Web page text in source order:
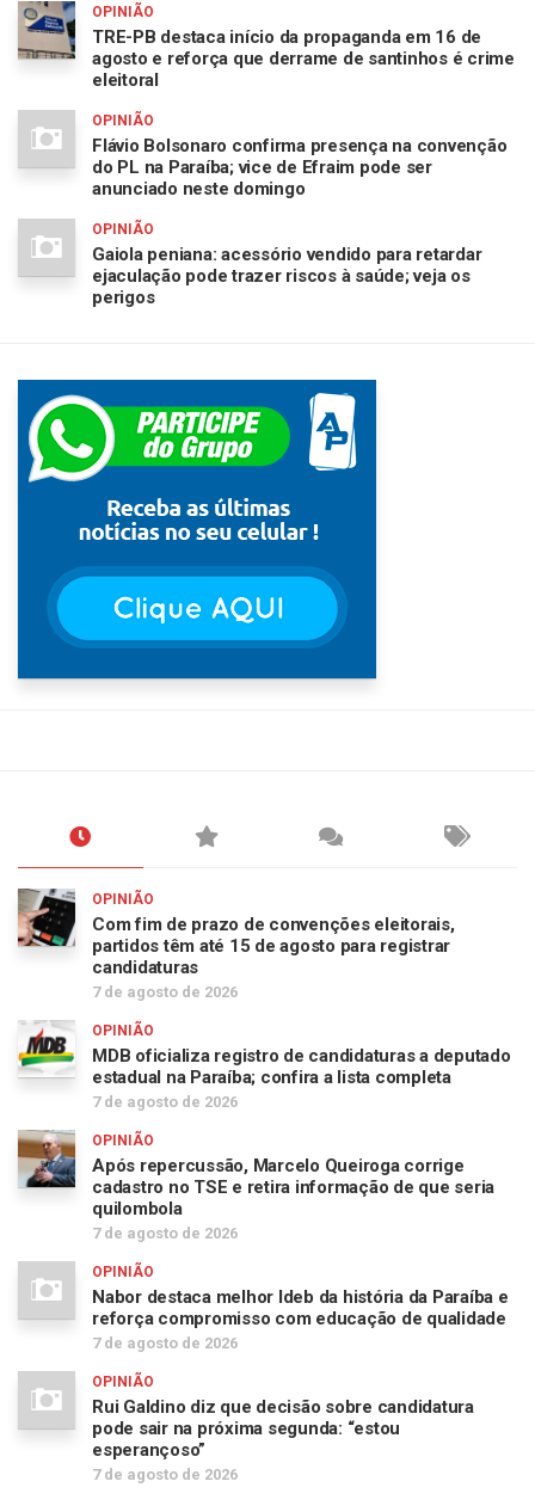
OPINIÃO
TRE-PB destaca início da propaganda em 16 de
agosto e reforça que derrame de santinhos é crime
eleitoral
OPINIÃO
Flávio Bolsonaro confirma presença na convenção
do PL na Paraíba; vice de Efraim pode ser
anunciado neste domingo
OPINIÃO
Gaiola peniana: acessório vendido para retardar
ejaculação pode trazer riscos à saúde; veja os
perigos
OPINIÃO
Com fim de prazo de convenções eleitorais,
partidos têm até 15 de agosto para registrar
candidaturas
7 de agosto de 2026
OPINIÃO
MDB oficializa registro de candidaturas a deputado
estadual na Paraíba; confira a lista completa
7 de agosto de 2026
OPINIÃO
Após repercussão, Marcelo Queiroga corrige
cadastro no TSE e retira informação de que seria
quilombola
7 de agosto de 2026
OPINIÃO
Nabor destaca melhor Ideb da história da Paraíba e
reforça compromisso com educação de qualidade
7 de agosto de 2026
OPINIÃO
Rui Galdino diz que decisão sobre candidatura
pode sair na próxima segunda: “estou
esperançoso”
7 de agosto de 2026